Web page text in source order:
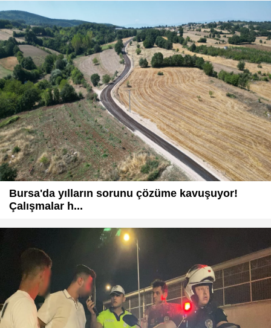
Bursa'da yılların sorunu çözüme kavuşuyor!
Çalışmalar h...